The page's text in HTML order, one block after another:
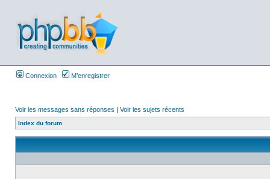
Connexion M’enregistrer
Voir les messages sans réponses | Voir les sujets récents
Index du forum